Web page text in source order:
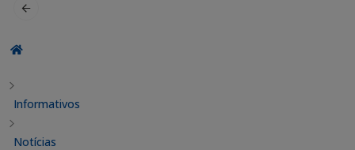
Informativos
Notícias